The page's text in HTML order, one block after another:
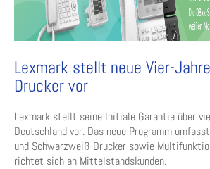
Lexmark stellt neue Vier-
Drucker vor
Lexmark stellt seine Initiale Garantie über
Deutschland vor. Das neue Programm
und Schwarzweiß-Drucker sowie
richtet sich an Mittelstandskunden.